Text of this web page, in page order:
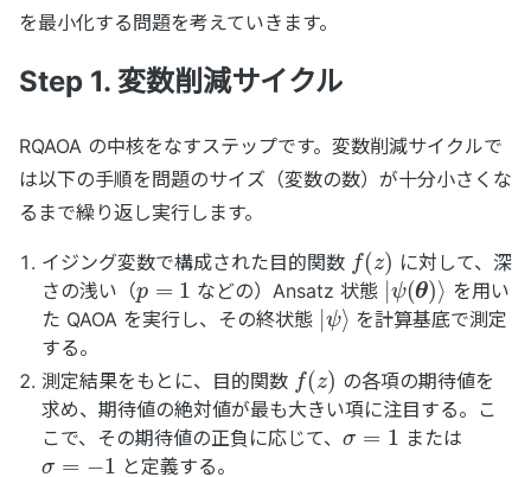
を最小化する問題を考えていきます。
Step 1. 変数削減サイクル
RQAOA の中核をなすステップです。変数削減サイクルで
は以下の手順を問題のサイズ（変数の数）が十分小さくな
るまで繰り返し実行します。
イジング変数で構成された目的関数 f(z ) に対して、深
さの浅い（p=1 などの）Ansatz 状態 |
ψ(θ)⟩ を用い
た QAOA を実行し、その終状態 |
ψ⟩ を計算基底で測定
する。
測定結果をもとに、目的関数 f(z ) の各項の期待値を
求め、期待値の絶対値が最も大きい項に注目する。こ
こで、その期待値の正負に応じて、σ=1 または
σ=−
と定義する。